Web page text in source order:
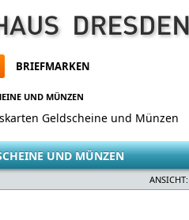
BRIEFMARKEN
UND MÜNZEN
Geldscheine und Münzen
UND MÜNZEN
ANSICHT: